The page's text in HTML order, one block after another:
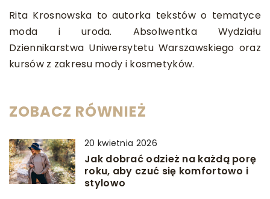
Rita Krosnowska to autorka tekstów o tematyce
moda i uroda. Absolwentka Wydziału
Dziennikarstwa Uniwersytetu Warszawskiego oraz
kursów z zakresu mody i kosmetyków.
ZOBACZ RÓWNIEŻ
20 kwietnia 2026
Jak dobrać odzież na każdą porę
roku, aby czuć się komfortowo i
stylowo